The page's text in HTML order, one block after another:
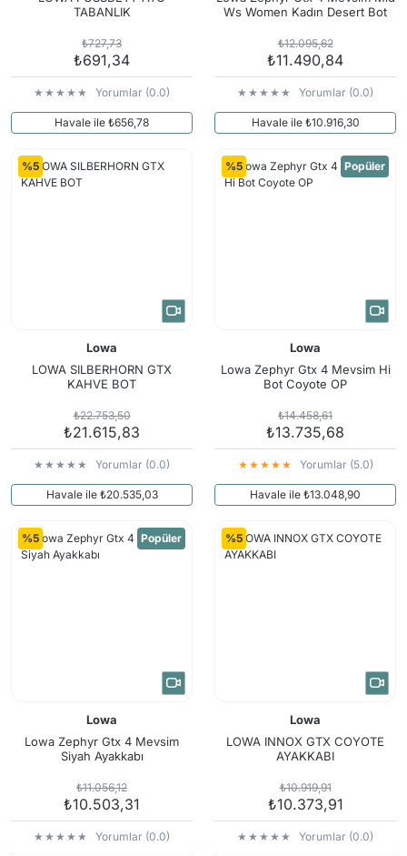
TABANLIK
₺727,73
₺691,34
Yorumlar (0.0)
Havale ile ₺656,78
Ws Women Kadın Desert Bot
₺12.095,62
₺11.490,84
Yorumlar (0.0)
Havale ile ₺10.916,30
%5
Lowa
LOWA SILBERHORN GTX
KAHVE BOT
₺22.753,50
₺21.615,83
Yorumlar (0.0)
Havale ile ₺20.535,03
%5 Popüler
Lowa
Lowa Zephyr Gtx 4 Mevsim Hi
Bot Coyote OP
₺14.458,61
₺13.735,68
Yorumlar (5.0)
Havale ile ₺13.048,90
%5 Popüler
Lowa
Lowa Zephyr Gtx 4 Mevsim
Siyah Ayakkabı
₺11.056,12
₺10.503,31
Yorumlar (0.0)
%5
Lowa
LOWA INNOX GTX COYOTE
AYAKKABI
₺10.919,91
₺10.373,91
Yorumlar (0.0)